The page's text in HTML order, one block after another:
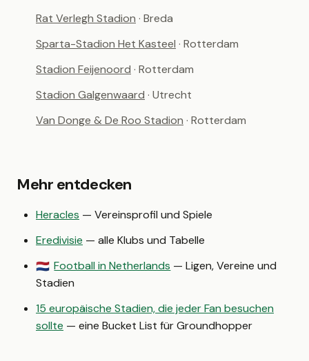
Rat Verlegh Stadion · Breda
Sparta-Stadion Het Kasteel · Rotterdam
Stadion Feijenoord · Rotterdam
Stadion Galgenwaard · Utrecht
Van Donge & De Roo Stadion · Rotterdam
Mehr entdecken
Heracles — Vereinsprofil und Spiele
Eredivisie — alle Klubs und Tabelle
🇳🇱 Football in Netherlands — Ligen, Vereine und
Stadien
15 europäische Stadien, die jeder Fan besuchen
sollte — eine Bucket List für Groundhopper